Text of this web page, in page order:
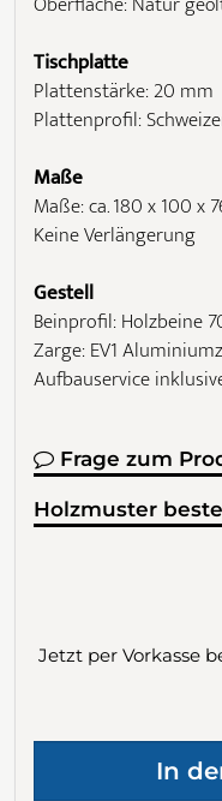
Tischplatte
Plattenstärke: 20 mm
Plattenprofil:
Maße
Maße: ca. 180 x 100 x
Keine Verlängerung
Gestell
Beinprofil: Holzbeine
Zarge: EV1
Aufbauservice
Frage zum
Holzmuster
Jetzt per Vorkasse